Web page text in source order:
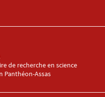
de recherche en science
Panthéon-Assas